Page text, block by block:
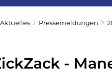
Aktuelles Pressemeldungen
-